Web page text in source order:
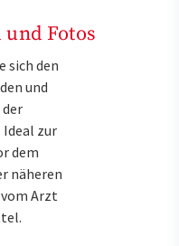
Fotos
sich den
und
zur
dem
näheren
Arzt